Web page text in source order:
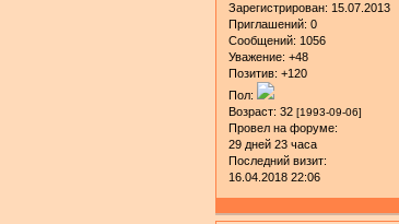
Зарегистрирован: 15.07.2013
Приглашений: 0
Сообщений: 1056
Уважение: +48
Позитив: +120
Пол:
Возраст: 32 [1993-09-06]
Провел на форуме:
29 дней 23 часа
Последний визит:
16.04.2018 22:06